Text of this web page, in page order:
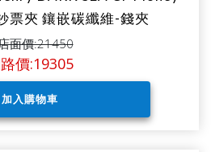
票夾 鑲嵌碳纖維-錢夾
面價:21450
價:19305